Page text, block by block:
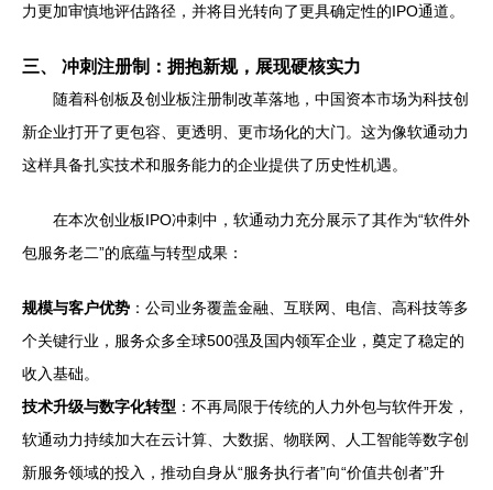
力更加审慎地评估路径，并将目光转向了更具确定性的IPO通道。
三、 冲刺注册制：拥抱新规，展现硬核实力
随着科创板及创业板注册制改革落地，中国资本市场为科技创
新企业打开了更包容、更透明、更市场化的大门。这为像软通动力
这样具备扎实技术和服务能力的企业提供了历史性机遇。
在本次创业板IPO冲刺中，软通动力充分展示了其作为“软件外
包服务老二”的底蕴与转型成果：
规模与客户优势 ：公司业务覆盖金融、互联网、电信、高科技等多
个关键行业，服务众多全球500强及国内领军企业，奠定了稳定的
收入基础。
技术升级与数字化转型 ：不再局限于传统的人力外包与软件开发，
软通动力持续加大在云计算、大数据、物联网、人工智能等数字创
新服务领域的投入，推动自身从“服务执行者”向“价值共创者”升